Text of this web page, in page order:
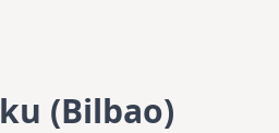
(Bilbao)